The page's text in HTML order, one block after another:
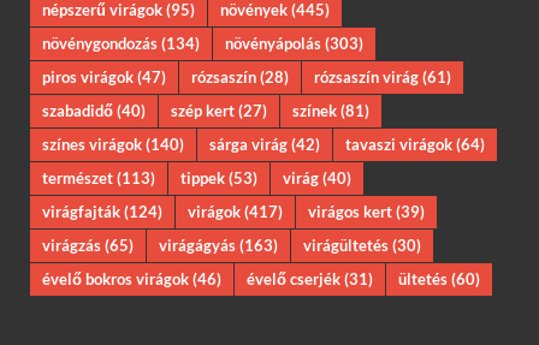
népszerű virágok(95) növények(445)
növénygondozás(134) növényápolás(303)
piros virágok(47) rózsaszín(28) rózsaszín virág(61)
szabadidő(40) szép kert(27) színek(81)
színes virágok(140) sárga virág(42) tavaszi virágok(64)
természet(113) tippek(53) virág(40)
virágfajták(124) virágok(417) virágos kert(39)
virágzás(65) virágágyás(163) virágültetés(30)
évelő bokros virágok(46) évelő cserjék(31) ültetés(60)